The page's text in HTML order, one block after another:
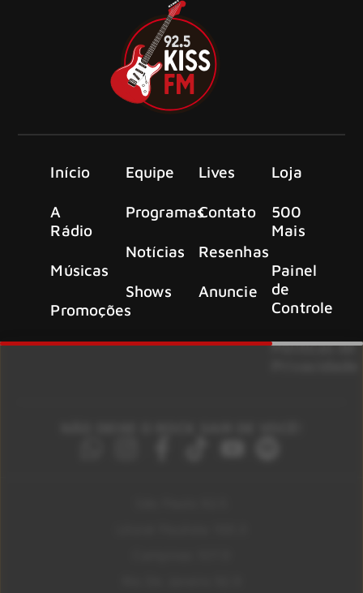
Início
A
Rádio
Músicas
Promoções
Equipe
Programas
Notícias
Shows
Lives
Contato
Resenhas
Anuncie
Loja
500
Mais
Painel
de
Controle
Políticas de